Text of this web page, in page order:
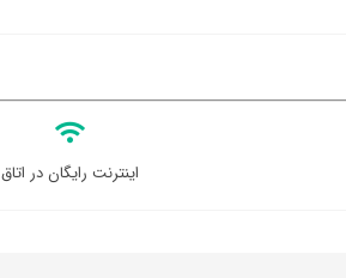
اینترنت رایگان در اتاق